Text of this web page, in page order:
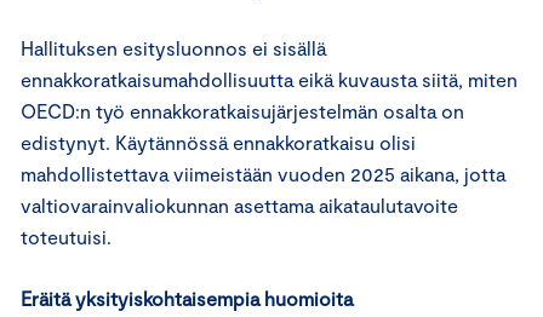
Hallituksen esitysluonnos ei sisällä
ennakkoratkaisumahdollisuutta eikä kuvausta siitä, miten
OECD:n työ ennakkoratkaisujärjestelmän osalta on
edistynyt. Käytännössä ennakkoratkaisu olisi
mahdollistettava viimeistään vuoden 2025 aikana, jotta
valtiovarainvaliokunnan asettama aikataulutavoite
toteutuisi.
Eräitä yksityiskohtaisempia huomioita